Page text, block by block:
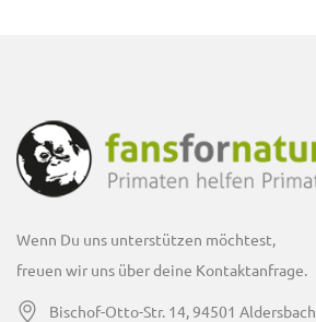
Wenn Du uns unterstützen möchtest,
freuen wir uns über deine Kontaktanfrage.
Bischof-Otto-Str. 14, 94501 Aldersbach